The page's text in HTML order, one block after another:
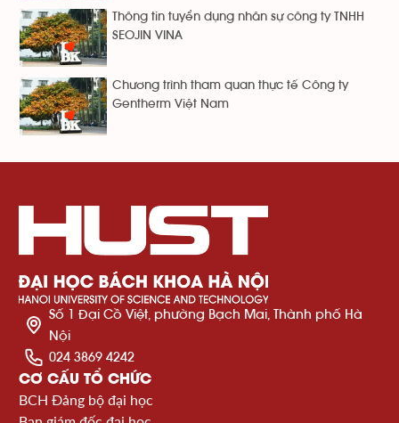
Thông tin tuyển dụng nhân sự công ty TNHH
SEOJIN VINA
Chương trình tham quan thực tế Công ty
Gentherm Việt Nam
Số 1 Đại Cồ Việt, phường Bạch Mai, Thành phố Hà
Nội
024 3869 4242
CƠ CẤU TỔ CHỨC
BCH Đảng bộ đại học